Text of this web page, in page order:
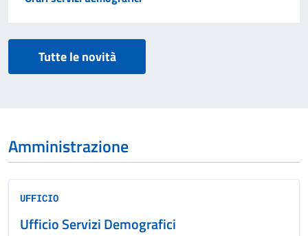
Tutte le novità
Amministrazione
UFFICIO
Ufficio Servizi Demografici